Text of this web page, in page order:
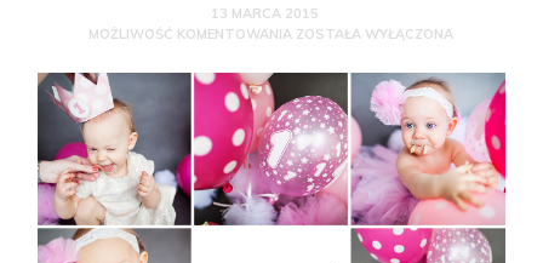
13 MARCA 2015
MOŻLIWOŚĆ KOMENTOWANIA ZOSTAŁA WYŁĄCZONA